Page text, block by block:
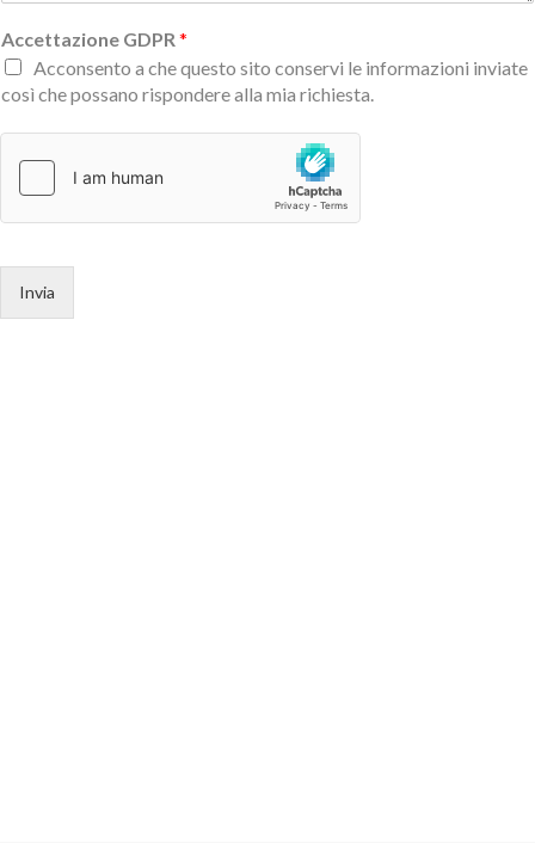
Accettazione GDPR *
Acconsento a che questo sito conservi le informazioni inviate
così che possano rispondere alla mia richiesta.
Invia